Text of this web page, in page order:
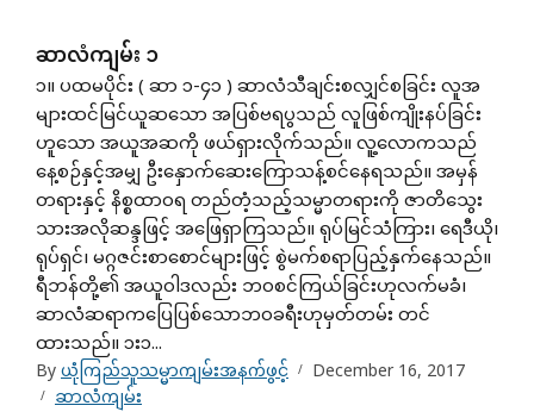
ဆာလံကျမ်း ၁
၁။ ပထမပိုင်း ( ဆာ ၁-၄၁ ) ဆာလံသီချင်းစလျှင်စခြင်း လူအ
များထင်မြင်ယူဆသော အပြစ်ဗရပွသည် လူဖြစ်ကျိုးနပ်ခြင်း
ဟူသော အယူအဆကို ဖယ်ရှားလိုက်သည်။ လူ့လောကသည်
နေ့စဉ်နှင့်အမျှ ဦးနှောက်ဆေးကြောသန့်စင်နေရသည်။ အမှန်
တရားနှင့် နိစ္စထာဝရ တည်တံ့သည့်သမ္မာတရားကို ဇာတိသွေး
သားအလိုဆန္ဒဖြင့် အဖြေရှာကြသည်။ ရုပ်မြင်သံကြား၊ ရေဒီယို၊
ရုပ်ရှင်၊ မဂ္ဂဇင်းစာစောင်များဖြင့် စွဲမက်စရာပြည့်နှက်နေသည်။
ရီဘန်တို့၏ အယူဝါဒလည်း ဘဝစင်ကြယ်ခြင်းဟုလက်မခံ၊
ဆာလံဆရာကပြေပြစ်သောဘဝခရီးဟုမှတ်တမ်း တင်
ထားသည်။ ၁း၁...
Byယုံကြည်သူသမ္မာကျမ်းအနက်ဖွင့် December 16, 2017
ဆာလံကျမ်း